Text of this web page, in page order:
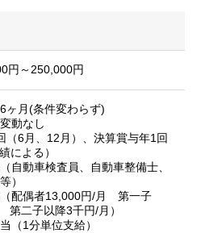
円～250,000円
ヶ月(条件変わらず)
動なし
（6月、12月）、決算賞与年1回
による）
自動車検査員、自動車整備士、
）
（配偶者13,000円/月 第一子
二子以降3千円/月）
（1分単位支給）